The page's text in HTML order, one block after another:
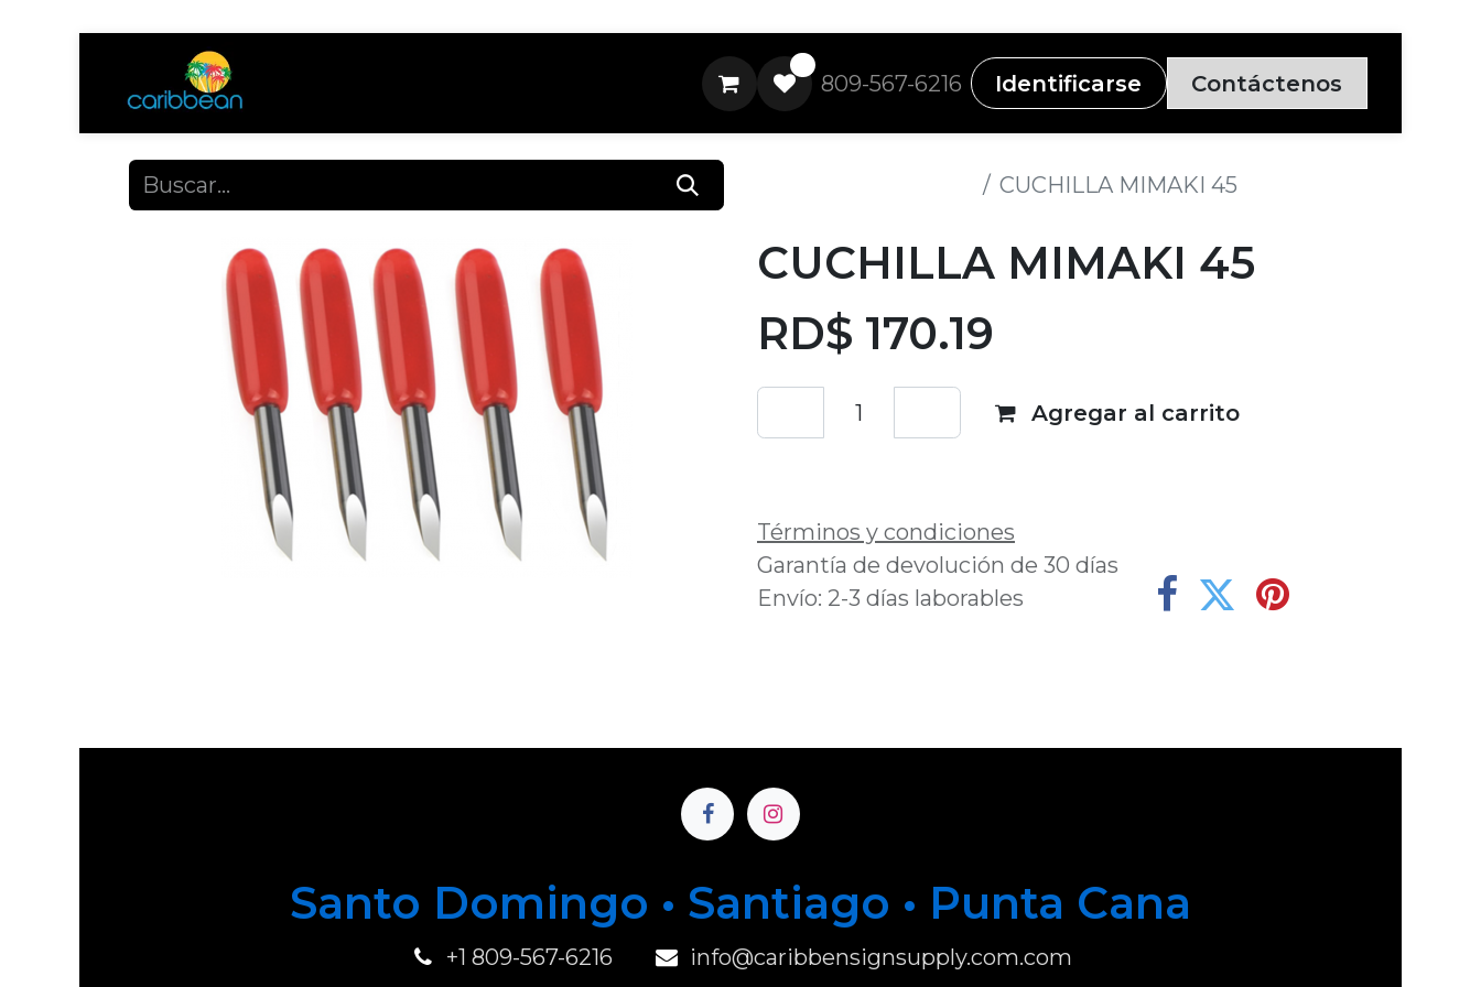
809-567-6216 Identificarse Contáctenos
CUCHILLA MIMAKI 45
CUCHILLA MIMAKI 45
RD$ 170.19
Agregar al carrito
Términos y condiciones
Garantía de devolución de 30 días
Envío: 2-3 días laborables
Santo Domingo • Santiago • Punta Cana
+1 809-567-6216 info@caribbensignsupply.com.com